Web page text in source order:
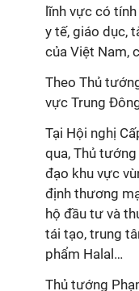
lĩnh vực có
y tế, giáo dục,
của Việt Nam,
Theo Thủ
vực Trung
Tại Hội nghị
qua, Thủ
đạo khu vực
định thương
hộ đầu tư và
tái tạo, trung
phẩm Halal…
Thủ tướng